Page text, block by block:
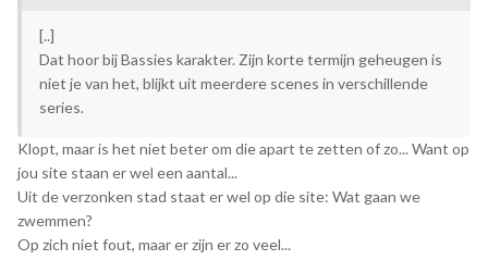
[..]
Dat hoor bij Bassies karakter. Zijn korte termijn geheugen is
niet je van het, blijkt uit meerdere scenes in verschillende
series.
Klopt, maar is het niet beter om die apart te zetten of zo... Want op
jou site staan er wel een aantal...
Uit de verzonken stad staat er wel op die site: Wat gaan we
zwemmen?
Op zich niet fout, maar er zijn er zo veel...